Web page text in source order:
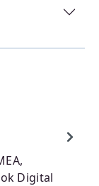
Digital